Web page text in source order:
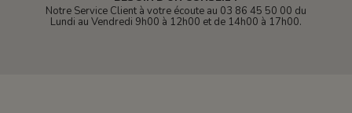
Notre Service Client à votre écoute au 03 86 45 50 00 du
Lundi au Vendredi 9h00 à 12h00 et de 14h00 à 17h00.